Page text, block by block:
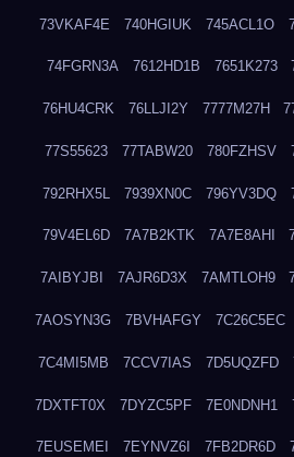
73VKAF4E 740HGIUK 745ACL1O
74FGRN3A 7612HD1B 7651K273
76HU4CRK 76LLJI2Y 7777M27H
77S55623 77TABW20 780FZHSV
792RHX5L 7939XN0C 796YV3DQ
79V4EL6D 7A7B2KTK 7A7E8AHI
7AIBYJBI 7AJR6D3X 7AMTLOH9
7AOSYN3G 7BVHAFGY 7C26C5EC
7C4MI5MB 7CCV7IAS 7D5UQZFD
7DXTFT0X 7DYZC5PF 7E0NDNH1
7EUSEMEI 7EYNVZ6I 7FB2DR6D